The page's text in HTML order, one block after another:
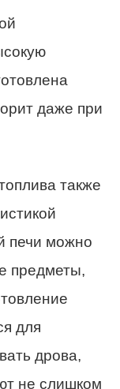
даже при
также
печи можно
предметы,
для
дрова,
не слишком